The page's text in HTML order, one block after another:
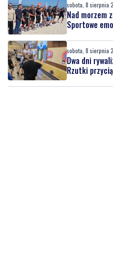
sobota, 8 sierpnia
Nad morzem
Sportowe
sobota, 8 sierpnia
Dwa dni
Rzutki